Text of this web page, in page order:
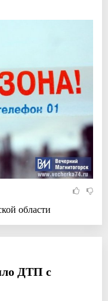
области
ДТП с